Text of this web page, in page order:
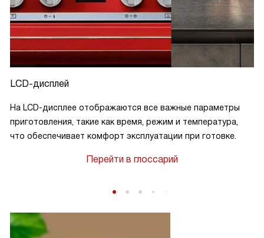
LCD-дисплей
На LCD-дисплее отображаются все важные параметры
приготовления, такие как время, режим и температура,
что обеспечивает комфорт эксплуатации при готовке.
Перейти в глоссарий